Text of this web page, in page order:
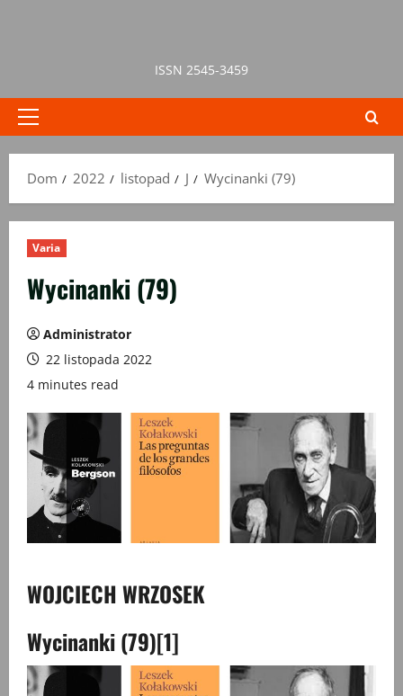
ISSN 2545-3459
Menu
Dom
2022 listopad J Wycinanki (79)
Varia
Wycinanki (79)
Administrator
22 listopada 2022
4 minutes read
WOJCIECH WRZOSEK
Wycinanki (79)[1]